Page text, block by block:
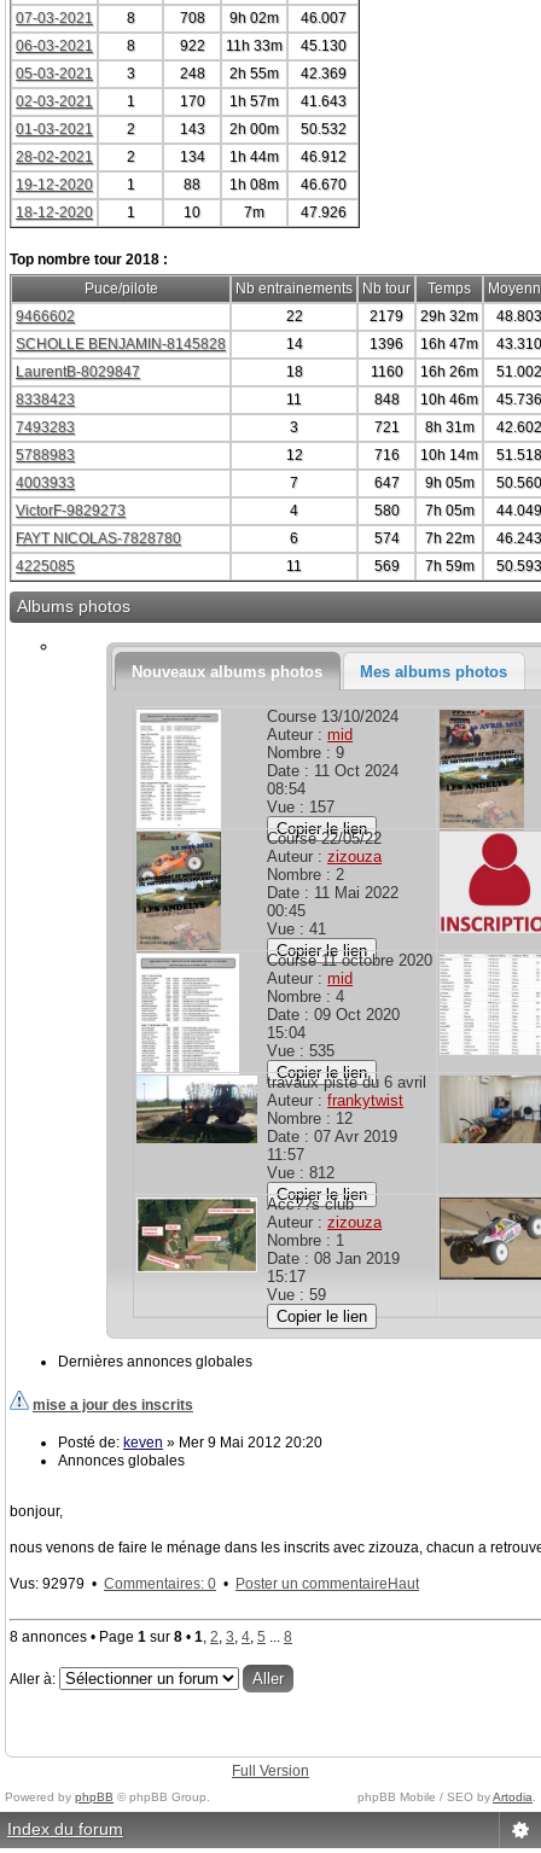
07-03-2021 8 708 9h 02m
46.007
06-03-2021
8 922 11h 33m
45.130
05-03-2021
3 248 2h 55m
42.369
02-03-2021
1 170 1h 57m
41.643
01-03-2021
2 143 2h 00m
50.532
28-02-2021
2 134 1h 44m
46.912
19-12-2020
1 88 1h 08m
46.670
18-12-2020
1 10 7m 47.926
Top nombre tour 2018 :
Puce/pilote
Nb entrainements Nb tour Temps
9466602
22 2179 29h 32m
48.803
SCHOLLE BENJAMIN-8145828
14 1396 16h 47m
43.310
LaurentB-8029847
18 1160 16h 26m
51.002
8338423
11 848 10h 46m
45.736
7493283
3 721 8h 31m
42.602
5788983
12 716 10h 14m
51.518
4003933
7 647 9h 05m
50.560
VictorF-9829273
4 580 7h 05m
44.049
FAYT NICOLAS-7828780
6 574 7h 22m
46.243
4225085
11 569 7h 59m 50.593
Albums photos
Nouveaux albums photos Mes albums photos
Course 13/10/2024
Auteur : mid
Nombre : 9
Date : 11 Oct 2024
08:54
Vue : 157
Copier le lien
Course 22/05/22
Auteur :zizouza
Nombre : 2
Date : 11 Mai 2022
00:45
Vue : 41
Copier le lien
Course 11 octobre 2020
Auteur : mid
Nombre : 4
Date : 09 Oct 2020
15:04
Vue : 535
Copier le lien
travaux piste du 6 avril
Auteur :frankytwist
Nombre : 12
Date : 07 Avr 2019
11:57
Vue : 812
Copier le lien
Acc??s club
Auteur :zizouza
Nombre : 1
Date : 08 Jan 2019
15:17
Vue : 59
Copier le lien
Dernières annonces globales
mise a jour des inscrits
Posté de: keven » Mer 9 Mai 2012 20:20
Annonces globales
bonjour,
nous venons de faire le ménage dans les inscrits avec zizouza, chacun a
Vus: 92979 • Commentaires: 0 • Poster un commentaire Haut
8 annonces • Page 1 sur 8 • 1, 2, 3, 4, 5 ... 8
Aller à:
Full Version
Powered by phpBB © phpBB Group. phpBB Mobile / SEO byArtodia
Index du forum